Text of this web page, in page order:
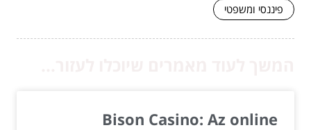
פיננסי ומשפטי
Bison Casino: Az online